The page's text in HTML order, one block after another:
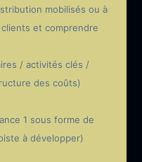
mobilisés ou à
clients et comprendre
/ activités clés /
des coûts)
1 sous forme de
à développer)